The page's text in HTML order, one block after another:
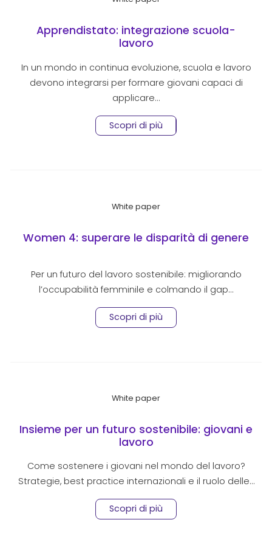
Apprendistato: integrazione scuola-
lavoro
In un mondo in continua evoluzione, scuola e lavoro
devono integrarsi per formare giovani capaci di
applicare…
Scopri di più
White paper
Women 4: superare le disparità di genere
Per un futuro del lavoro sostenibile: migliorando
l’occupabilità femminile e colmando il gap…
Scopri di più
White paper
Insieme per un futuro sostenibile: giovani e
lavoro
Come sostenere i giovani nel mondo del lavoro?
Strategie, best practice internazionali e il ruolo delle…
Scopri di più